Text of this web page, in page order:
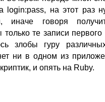
login:pass, на этот раз
иначе говоря
те записи
злобы гуру
ни в одном из
и опять на Ruby.